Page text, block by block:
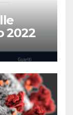
2022